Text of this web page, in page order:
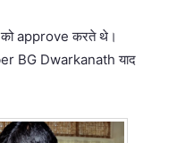
approve करते थे।
BG Dwarkanath याद